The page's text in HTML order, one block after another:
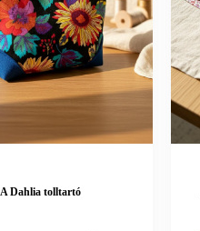
A Dahlia tolltartó